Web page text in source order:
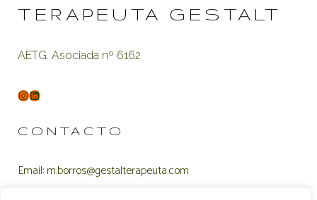
TERAPEUTA GESTALT
AETG. Asociada nº 6162
CONTACTO
Email: m.borros@gestalterapeuta.com